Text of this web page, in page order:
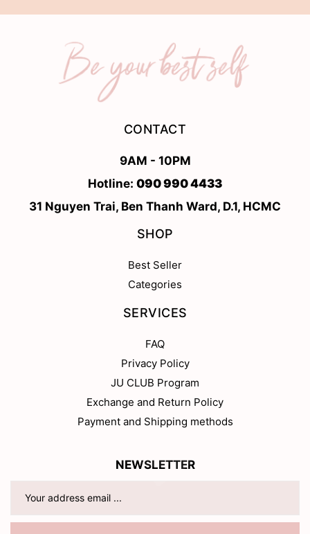
CONTACT
9AM - 10PM
Hotline: 090 990 4433
31 Nguyen Trai, Ben Thanh Ward, D.1, HCMC
SHOP
Best Seller
Categories
SERVICES
FAQ
Privacy Policy
JU CLUB Program
Exchange and Return Policy
Payment and Shipping methods
NEWSLETTER